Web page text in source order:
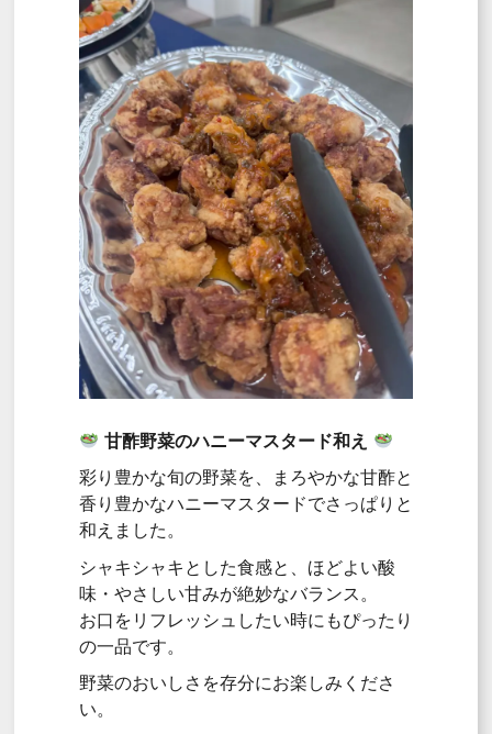
甘酢野菜のハニーマスタード和え
彩り豊かな旬の野菜を、まろやかな甘酢と
香り豊かなハニーマスタードでさっぱりと
和えました。
シャキシャキとした食感と、ほどよい酸
味・やさしい甘みが絶妙なバランス。
お口をリフレッシュしたい時にもぴったり
の一品です。
野菜のおいしさを存分にお楽しみくださ
い。